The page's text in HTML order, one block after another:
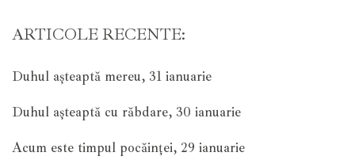
ARTICOLE RECENTE:
Duhul așteaptă mereu, 31 ianuarie
Duhul așteaptă cu răbdare, 30 ianuarie
Acum este timpul pocăinței, 29 ianuarie